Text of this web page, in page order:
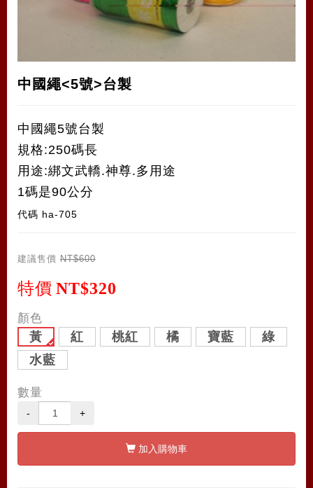
中國繩<5號>台製
中國繩5號台製
規格:250碼長
用途:綁文武轎.神尊.多用途
1碼是90公分
代碼 ha-705
建議售價 NT$600
特價 NT$320
顏色
黃 紅 桃紅 橘 寶藍
綠
水藍
數量
- +
加入購物車